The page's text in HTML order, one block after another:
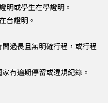
明或學生在學證明。
台證明。
間過長且無明確行程，或行程
家有逾期停留或違規紀錄。